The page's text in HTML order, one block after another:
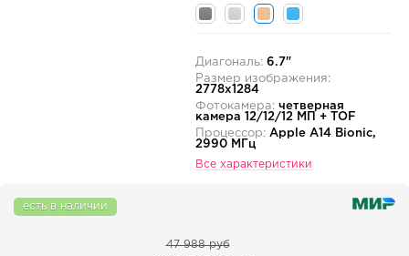
Диагональ: 6.7"
Размер изображения:
2778x1284
Фотокамера: четверная
камера 12/12/12 МП + TOF
Процессор: Apple A14 Bionic,
2990 МГц
Все характеристики
есть в наличии
47 988 руб